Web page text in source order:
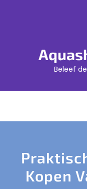
Beleef
Kopen